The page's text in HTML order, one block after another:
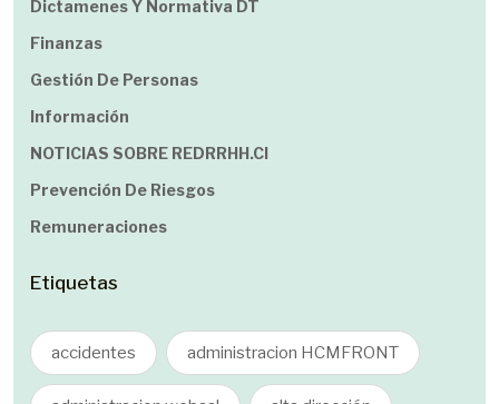
Dictamenes Y Normativa DT
Finanzas
Gestión De Personas
Información
NOTICIAS SOBRE REDRRHH.cl
Prevención De Riesgos
Remuneraciones
Etiquetas
accidentes administracion HCMFRONT